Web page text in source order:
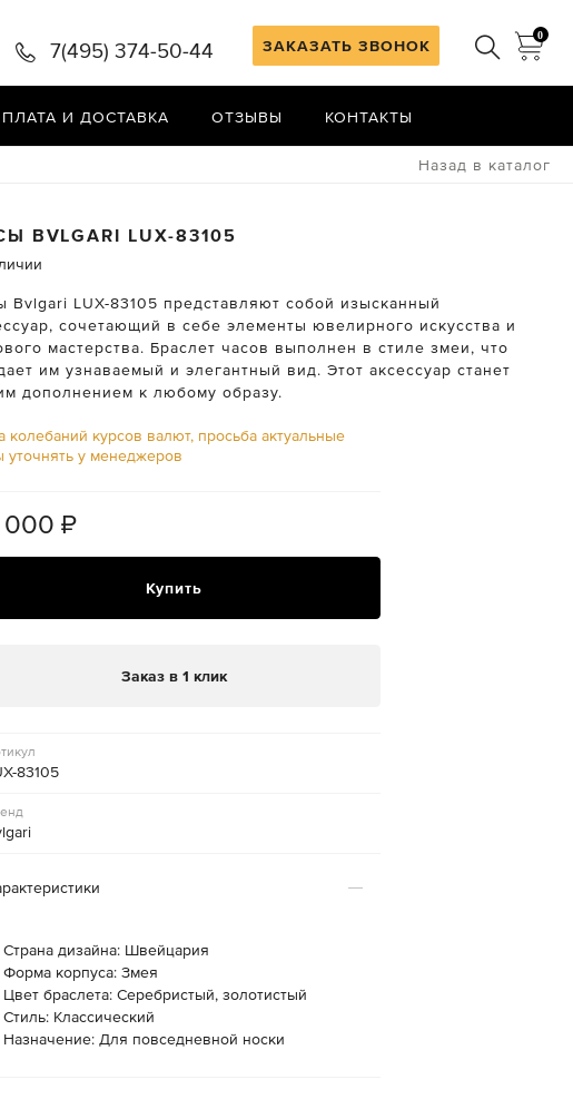
ЗАКАЗАТЬ ЗВОНОК
0
7(495) 374-50-44
И ДОСТАВКА ОТЗЫВЫ КОНТАКТЫ
Назад в каталог
BVLGARI LUX-83105
Bvlgari LUX-83105 представляют собой изысканный
сочетающий в себе элементы ювелирного искусства и
мастерства. Браслет часов выполнен в стиле змеи, что
им узнаваемый и элегантный вид. Этот аксессуар станет
дополнением к любому образу.
колебаний курсов валют, просьба актуальные
уточнять у менеджеров
000 ₽
Купить
Заказ в 1 клик
83105
Страна дизайна: Швейцария
Форма корпуса: Змея
Цвет браслета: Серебристый, золотистый
Стиль: Классический
Назначение: Для повседневной носки